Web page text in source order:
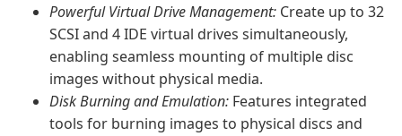
Powerful Virtual Drive Management: Create up to 32
SCSI and 4 IDE virtual drives simultaneously,
enabling seamless mounting of multiple disc
images without physical media.
Disk Burning and Emulation: Features integrated
tools for burning images to physical discs and